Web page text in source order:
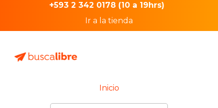
+593 2 342 0178 (10 a 19hrs)
Ir a la tienda
Inicio